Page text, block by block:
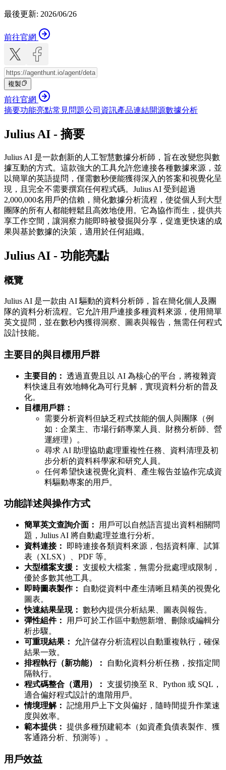
最後更新: 2026/06/26
前往官網
複製
前往官網
摘要功能亮點常見問題公司資訊產品連結開源數據分析
Julius AI - 摘要
Julius AI 是一款創新的人工智慧數據分析師，旨在改變您與數
據互動的方式。這款強大的工具允許您連接各種數據來源，並
以簡單的英語提問，僅需數秒便能獲得深入的答案和視覺化呈
現，且完全不需要撰寫任何程式碼。Julius AI 受到超過
2,000,000名用戶的信賴，簡化數據分析流程，使從個人到大型
團隊的所有人都能輕鬆且高效地使用。它為協作而生，提供共
享工作空間，讓洞察力能即時被發掘與分享，促進更快速的成
果與基於數據的決策，適用於任何組織。
Julius AI - 功能亮點
概覽
Julius AI 是一款由 AI 驅動的資料分析師，旨在簡化個人及團
隊的資料分析流程。它允許用戶連接多種資料來源，使用簡單
英文提問，並在數秒內獲得洞察、圖表與報告，無需任何程式
設計技能。
主要目的與目標用戶群
主要目的： 透過直覺且以 AI 為核心的平台，將複雜資
料快速且有效地轉化為可行見解，實現資料分析的普及
化。
目標用戶群：
需要分析資料但缺乏程式技能的個人與團隊（例
如：企業主、市場行銷專業人員、財務分析師、營
運經理）。
尋求 AI 助理協助處理重複性任務、資料清理及初
步分析的資料科學家和研究人員。
任何希望快速視覺化資料、產生報告並協作完成資
料驅動專案的用戶。
功能詳述與操作方式
簡單英文查詢介面：
用戶可以自然語言提出資料相關問
題，Julius AI 將自動處理並進行分析。
資料連接：
即時連接各類資料來源，包括資料庫、試算
表（XLSX）、PDF 等。
大型檔案支援： 支援較大檔案，無需分批處理或限制，
優於多數其他工具。
即時圖表製作：
自動從資料中產生清晰且精美的視覺化
圖表。
快速結果呈現： 數秒內提供分析結果、圖表與報告。
彈性組件：
用戶可於工作區中動態新增、刪除或編輯分
析步驟。
可重現結果：
允許儲存分析流程以自動重複執行，確保
結果一致。
排程執行（新功能）：
自動化資料分析任務，按指定間
隔執行。
程式碼整合（選用）： 支援切換至 R、Python 或 SQL，
適合偏好程式設計的進階用戶。
情境理解： 記憶用戶上下文與偏好，隨時間提升作業速
度與效率。
範本提供： 提供多種預建範本（如資產負債表製作、獲
客通路分析、預測等）。
用戶效益